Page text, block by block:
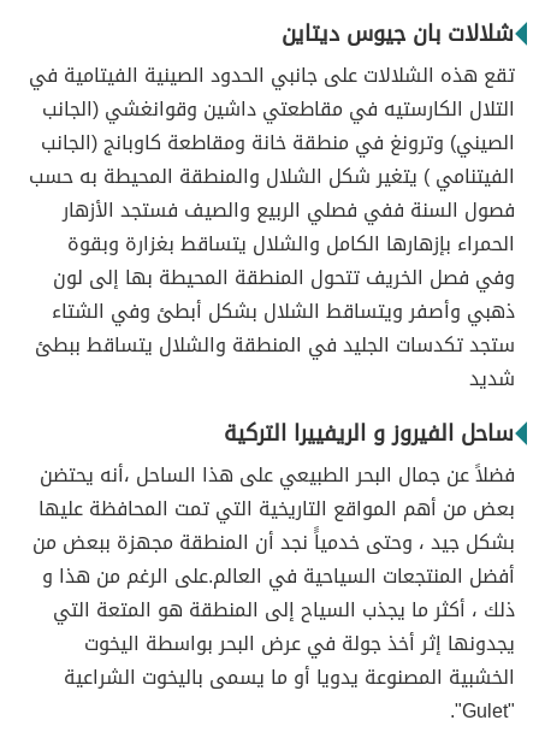
شلالات بان جيوس ديتاين
تقع هذه الشلالات على جانبي الحدود الصينية الفيتامية في
التلال الكارستيه في مقاطعتي داشين وقوانغشي (الجانب
الصيني) وترونغ في منطقة خانة ومقاطعة كاوبانج (الجانب
الفيتنامي ) يتغير شكل الشلال والمنطقة المحيطة به حسب
فصول السنة ففي فصلي الربيع والصيف فستجد الأزهار
الحمراء بإزهارها الكامل والشلال يتساقط بغزارة وبقوة
وفي فصل الخريف تتحول المنطقة المحيطة بها إلى لون
ذهبي وأصفر ويتساقط الشلال بشكل أبطئ وفي الشتاء
ستجد تكدسات الجليد في المنطقة والشلال يتساقط ببطئ
شديد
ساحل الفيروز و الريفييرا التركية
فضلاً عن جمال البحر الطبيعي على هذا الساحل ،أنه يحتضن
بعض من أهم المواقع التاريخية التي تمت المحافظة عليها
بشكل جيد ، وحتى خدمياًَ نجد أن المنطقة مجهزة ببعض من
أفضل المنتجعات السياحية في العالم.على الرغم من هذا و
ذلك ، أكثر ما يجذب السياح إلى المنطقة هو المتعة التي
يجدونها إثر أخذ جولة في عرض البحر بواسطة اليخوت
الخشبية المصنوعة يدويا أو ما يسمى باليخوت الشراعية
"Gulet".